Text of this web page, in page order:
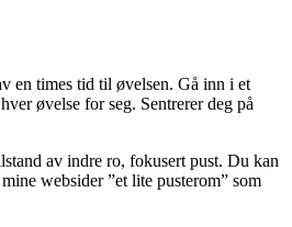
en times tid til øvelsen. Gå inn i et
øvelse for seg. Sentrerer deg på
av indre ro, fokusert pust. Du kan
websider ”et lite pusterom” som